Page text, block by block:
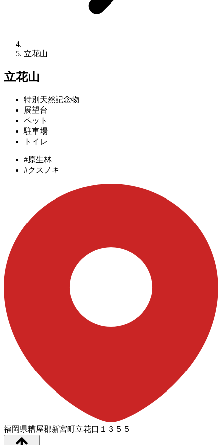
立花山
立花山
特別天然記念物
展望台
ペット
駐車場
トイレ
#原生林
#クスノキ
福岡県糟屋郡新宮町立花口１３５５